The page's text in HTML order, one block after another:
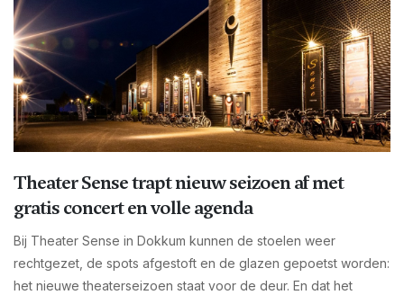
Theater Sense trapt nieuw seizoen af met
gratis concert en volle agenda
Bij Theater Sense in Dokkum kunnen de stoelen weer
rechtgezet, de spots afgestoft en de glazen gepoetst worden:
het nieuwe theaterseizoen staat voor de deur. En dat het